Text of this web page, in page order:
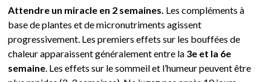
Attendre un miracle en 2 semaines. Les compléments à
base de plantes et de micronutriments agissent
progressivement. Les premiers effets sur les bouffées de
chaleur apparaissent généralement entre la 3e et la 6e
semaine. Les effets sur le sommeil et l’humeur peuvent être